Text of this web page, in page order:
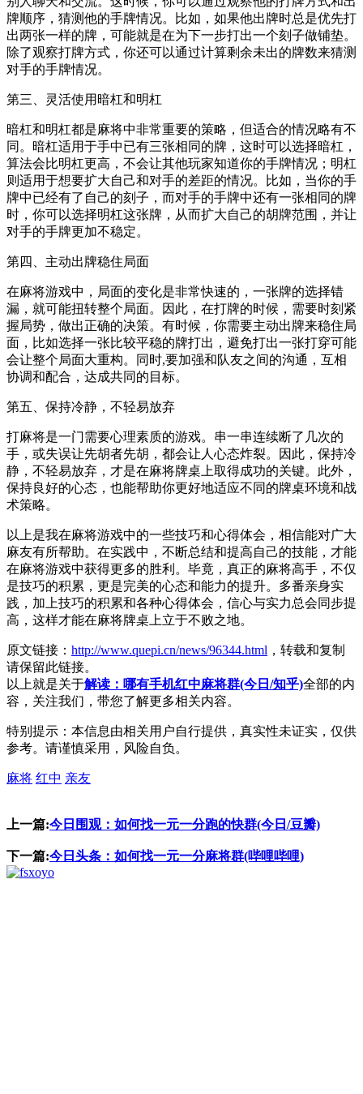
牌顺序，猜测他的手牌情况。比如，如果他出牌时总是优先打
出两张一样的牌，可能就是在为下一步打出一个刻子做铺垫。
除了观察打牌方式，你还可以通过计算剩余未出的牌数来猜测
对手的手牌情况。
第三、灵活使用暗杠和明杠
暗杠和明杠都是麻将中非常重要的策略，但适合的情况略有不
同。暗杠适用于手中已有三张相同的牌，这时可以选择暗杠，
算法会比明杠更高，不会让其他玩家知道你的手牌情况；明杠
则适用于想要扩大自己和对手的差距的情况。比如，当你的手
牌中已经有了自己的刻子，而对手的手牌中还有一张相同的牌
时，你可以选择明杠这张牌，从而扩大自己的胡牌范围，并让
对手的手牌更加不稳定。
第四、主动出牌稳住局面
在麻将游戏中，局面的变化是非常快速的，一张牌的选择错
漏，就可能扭转整个局面。因此，在打牌的时候，需要时刻紧
握局势，做出正确的决策。有时候，你需要主动出牌来稳住局
面，比如选择一张比较平稳的牌打出，避免打出一张打穿可能
会让整个局面大重构。同时,要加强和队友之间的沟通，互相
协调和配合，达成共同的目标。
第五、保持冷静，不轻易放弃
打麻将是一门需要心理素质的游戏。串一串连续断了几次的
手，或失误让先胡者先胡，都会让人心态炸裂。因此，保持冷
静，不轻易放弃，才是在麻将牌桌上取得成功的关键。此外，
保持良好的心态，也能帮助你更好地适应不同的牌桌环境和战
术策略。
以上是我在麻将游戏中的一些技巧和心得体会，相信能对广大
麻友有所帮助。在实践中，不断总结和提高自己的技能，才能
在麻将游戏中获得更多的胜利。毕竟，真正的麻将高手，不仅
是技巧的积累，更是完美的心态和能力的提升。多番亲身实
践，加上技巧的积累和各种心得体会，信心与实力总会同步提
高，这样才能在麻将牌桌上立于不败之地。
原文链接： http://www.quepi.cn/news/96344.html ，转载和复制
请保留此链接。
以上就是关于解读：哪有手机红中麻将群(今日/知乎)全部的内
容，关注我们，带您了解更多相关内容。
特别提示：本信息由相关用户自行提供，真实性未证实，仅供
参考。请谨慎采用，风险自负。
麻将 红中 亲友
上一篇:今日围观：如何找一元一分跑的快群(今日/豆瓣)
下一篇:今日头条：如何找一元一分麻将群(哔哩哔哩)